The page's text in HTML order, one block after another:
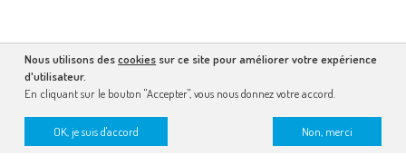
Nous utilisons descookies sur ce site pour améliorer votre expérience
d'utilisateur.
En cliquant sur le bouton "Accepter", vous nous donnez votre accord.
OK, je suis d'accord Non, merci